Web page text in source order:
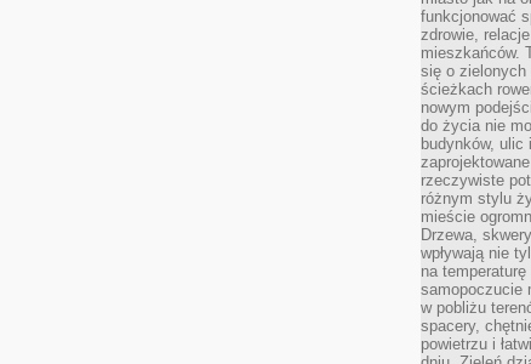
funkcjonować
zdrowie,
mieszkańców.
się o zielonych
ścieżkach
nowym
do życia nie
budynków, ulic
rzeczywiste
różnym stylu
mieście
Drzewa,
wpływają nie
na
samopoczucie
w pobliżu
spacery,
powietrzu i